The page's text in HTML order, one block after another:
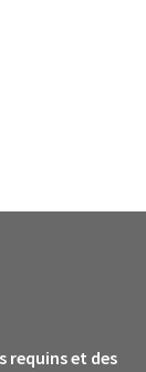
requins et des